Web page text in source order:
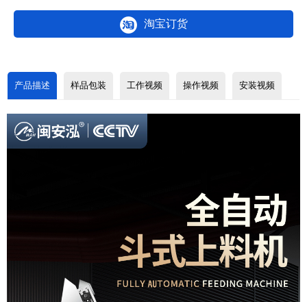
淘宝订货
产品描述 样品包装 工作视频 操作视频 安装视频